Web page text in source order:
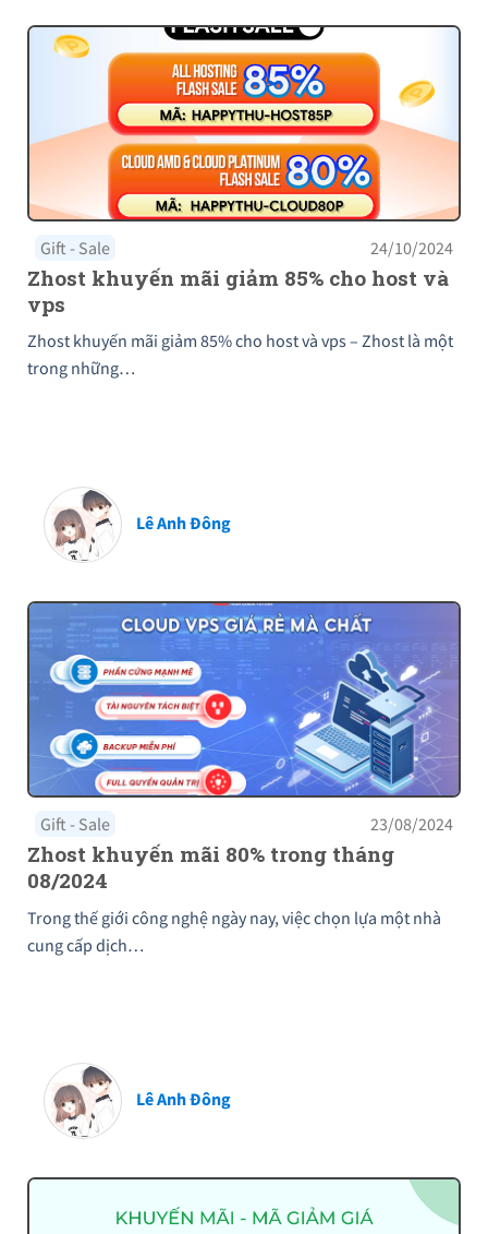
Gift - Sale 24/10/2024
Zhost khuyến mãi giảm 85% cho host và
vps
Zhost khuyến mãi giảm 85% cho host và vps – Zhost là một
trong những…
Lê Anh Đông
Gift - Sale 23/08/2024
Zhost khuyến mãi 80% trong tháng
08/2024
Trong thế giới công nghệ ngày nay, việc chọn lựa một nhà
cung cấp dịch…
Lê Anh Đông